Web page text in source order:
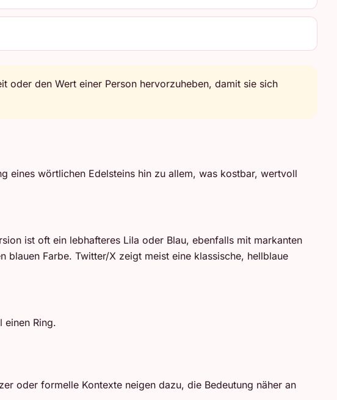
oder den Wert einer Person hervorzuheben, damit sie sich
eines wörtlichen Edelsteins hin zu allem, was kostbar, wertvoll
ist oft ein lebhafteres Lila oder Blau, ebenfalls mit markanten
Farbe. Twitter/X zeigt meist eine klassische, hellblaue
einen Ring.
oder formelle Kontexte neigen dazu, die Bedeutung näher an